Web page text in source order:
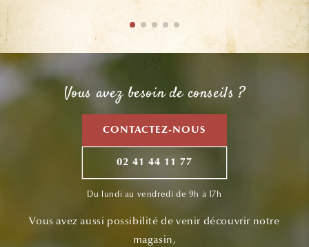
Vous avez besoin de conseils ?
CONTACTEZ-NOUS
02 41 44 11 77
Du lundi au vendredi de 9h à 17h
Vous avez aussi possibilité de venir découvrir notre
magasin,